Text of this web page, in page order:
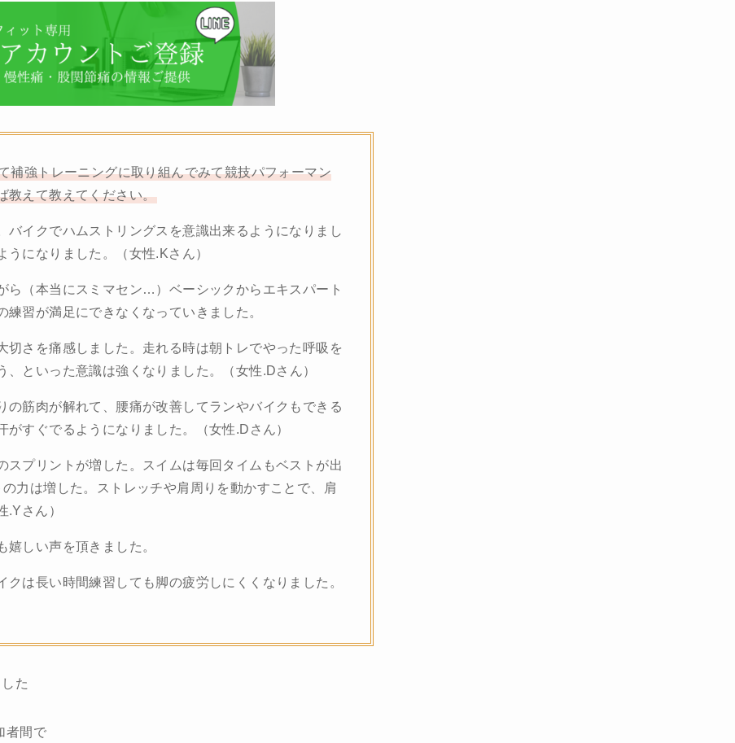
補強トレーニングに取り組んでみて競技パフォーマン
教えて教えてください。
バイクでハムストリングスを意識出来るようになりまし
になりました。（女性.Kさん）
ら（本当にスミマセン…）ベーシックからエキスパート
習が満足にできなくなっていきました。
切さを痛感しました。走れる時は朝トレでやった呼吸を
といった意識は強くなりました。（女性.Dさん）
の筋肉が解れて、腰痛が改善してランやバイクもできる
すぐでるようになりました。（女性.Dさん）
プリントが増した。スイムは毎回タイムもベストが出
力は増した。ストレッチや肩周りを動かすことで、肩
.Yさん）
しい声を頂きました。
は長い時間練習しても脚の疲労しにくくなりました。
た
者間で